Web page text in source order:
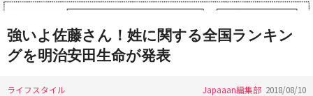
強いよ佐藤さん！姓に関する全国ランキン
グを明治安田生命が発表
ライフスタイル Japaaan編集部 2018/08/10